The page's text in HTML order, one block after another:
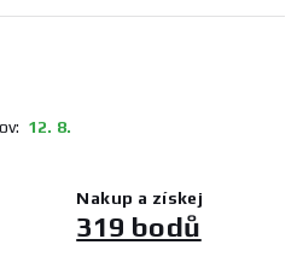
12. 8.
Nakup a získej
319 bodů